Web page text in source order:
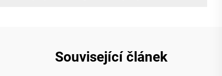
Související článek